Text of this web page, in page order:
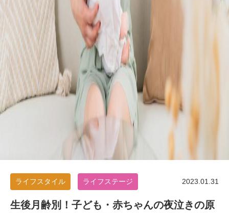
2023.01.31
ライフスタイル ライフステージ
生後月齢別！子ども・赤ちゃんの夜泣きの原